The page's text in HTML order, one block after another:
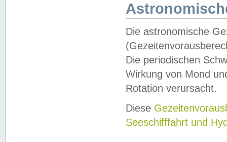
Die astronomische
Die periodischen
Wirkung von Mond
Rotation verursacht.
Diese
Seeschifffahrt und